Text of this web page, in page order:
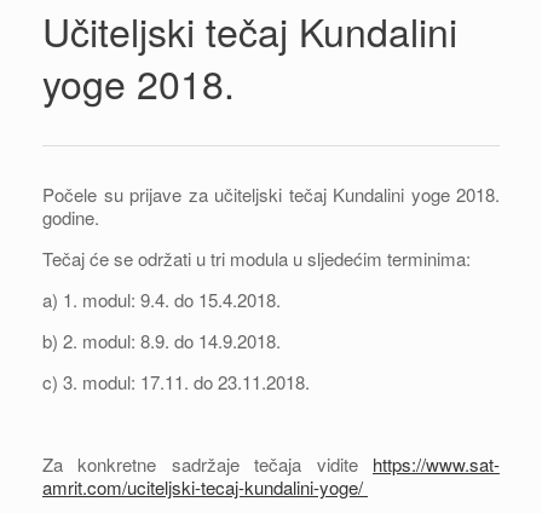
Učiteljski tečaj Kundalini
yoge 2018.
Počele su prijave za učiteljski tečaj Kundalini yoge 2018.
godine.
Tečaj će se održati u tri modula u sljedećim terminima:
a) 1. modul: 9.4. do 15.4.2018.
b) 2. modul: 8.9. do 14.9.2018.
c) 3. modul: 17.11. do 23.11.2018.
Za konkretne sadržaje tečaja vidite https://www.sat-
amrit.com/uciteljski-tecaj-kundalini-yoge/